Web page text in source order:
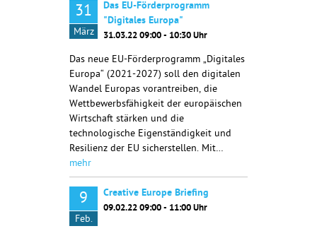
31
März
Das EU-Förderprogramm
"Digitales Europa"
31.03.22 09:00 - 10:30 Uhr
Das neue EU-Förderprogramm „Digitales
Europa“ (2021-2027) soll den digitalen
Wandel Europas vorantreiben, die
Wettbewerbsfähigkeit der europäischen
Wirtschaft stärken und die
technologische Eigenständigkeit und
Resilienz der EU sicherstellen. Mit…
mehr
9
Feb.
Creative Europe Briefing
09.02.22 09:00 - 11:00 Uhr